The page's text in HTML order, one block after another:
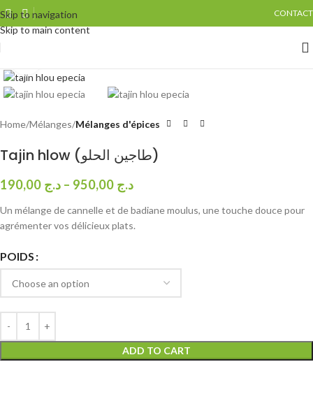
Skip to navigation
Skip to main content
CONTACT
Home Mélanges Mélanges d'épices
Tajin hlow (طاجين الحلو)
د.ج – د.ج
Un mélange de cannelle et de badiane moulus, une touche douce pour
agrémenter vos délicieux plats.
POIDS
ADD TO CART